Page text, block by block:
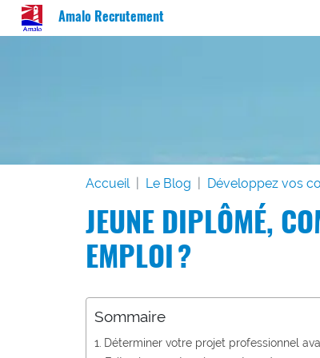
Amalo Recrutement
Accueil Le Blog Développez vos
JEUNE DIPLÔMÉ,
EMPLOI ?
Sommaire
Déterminer votre projet professionnel